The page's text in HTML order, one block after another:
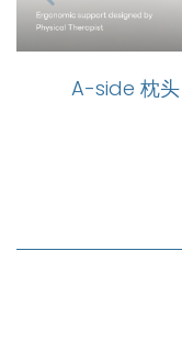
A-side 枕头